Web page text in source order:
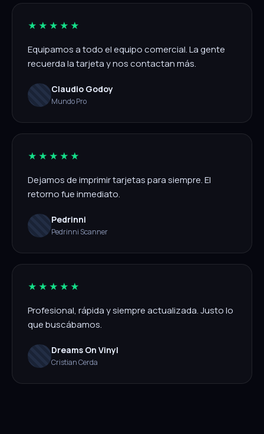
★★★★★
Equipamos a todo el equipo comercial. La gente
recuerda la tarjeta y nos contactan más.
Claudio Godoy
Mundo Pro
★★★★★
Dejamos de imprimir tarjetas para siempre. El
retorno fue inmediato.
Pedrinni
Pedrinni Scanner
★★★★★
Profesional, rápida y siempre actualizada. Justo lo
que buscábamos.
Dreams On Vinyl
Cristian Cerda